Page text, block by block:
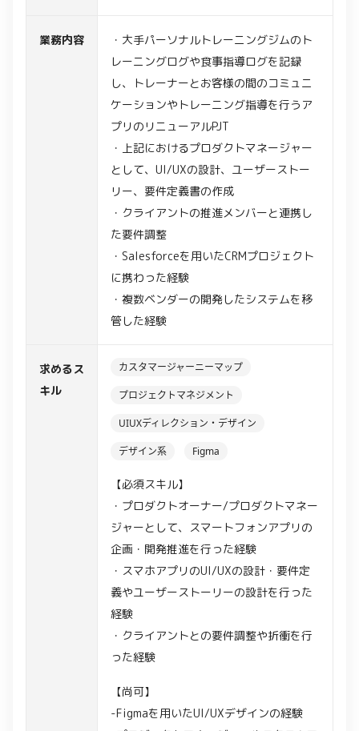
業務内容
・大手パーソナルトレーニングジムのト
レーニングログや食事指導ログを記録
し、トレーナーとお客様の間のコミュニ
ケーションやトレーニング指導を行うア
プリのリニューアルPJT
・上記におけるプロダクトマネージャー
として、UI/UXの設計、ユーザーストー
リー、要件定義書の作成
・クライアントの推進メンバーと連携し
た要件調整
・Salesforceを用いたCRMプロジェクト
に携わった経験
・複数ベンダーの開発したシステムを移
管した経験
求めるス
キル
カスタマージャーニーマップ
プロジェクトマネジメント
UIUXディレクション・デザイン
デザイン系 Figma
【必須スキル】
・プロダクトオーナー/プロダクトマネー
ジャーとして、スマートフォンアプリの
企画・開発推進を行った経験
・スマホアプリのUI/UXの設計・要件定
義やユーザーストーリーの設計を行った
経験
・クライアントとの要件調整や折衝を行
った経験
【尚可】
-Figmaを用いたUI/UXデザインの経験